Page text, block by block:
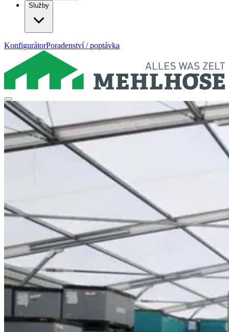
Služby
KonfigurátorPoradenství / poptávka